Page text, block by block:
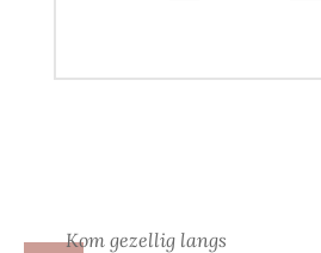
Kom gezellig langs